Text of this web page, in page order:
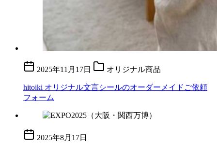
2025年11月17日 オリジナル商品
hitoiki オリジナル文言シールのオーダーメイドご依頼
フォーム
2025年8月17日